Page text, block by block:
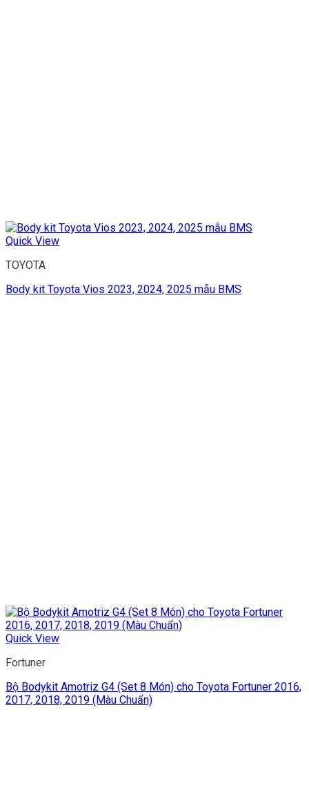
Quick View
TOYOTA
Body kit Toyota Vios 2023, 2024, 2025 mẫu BMS
Quick View
Fortuner
Bộ Bodykit Amotriz G4 (Set 8 Món) cho Toyota Fortuner 2016,
2017, 2018, 2019 (Màu Chuẩn)